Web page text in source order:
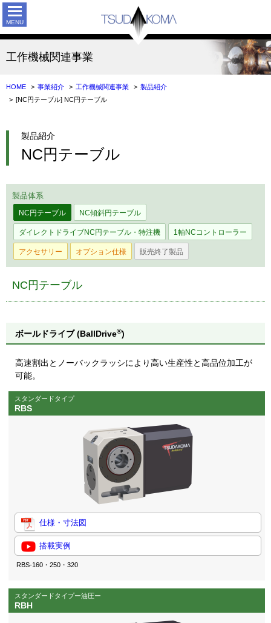
工作機械関連事業
HOME 事業紹介 工作機械関連事業
製品紹介
[NC円テーブル] NC円テーブル
製品紹介
NC円テーブル
製品体系
NC円テーブル NC傾斜円テーブル
ダイレクトドライブNC円テーブル・特注機 1軸NCコントローラー
アクセサリー オプション仕様 販売終了製品
NC円テーブル
ボールドライブ (BallDrive®)
高速割出とノーバックラッシにより高い生産性と高品位加工が
可能。
スタンダードタイプ
RBS
仕様・寸法図
搭載実例
RBS-160・250・320
スタンダードタイプー油圧ー
RBH